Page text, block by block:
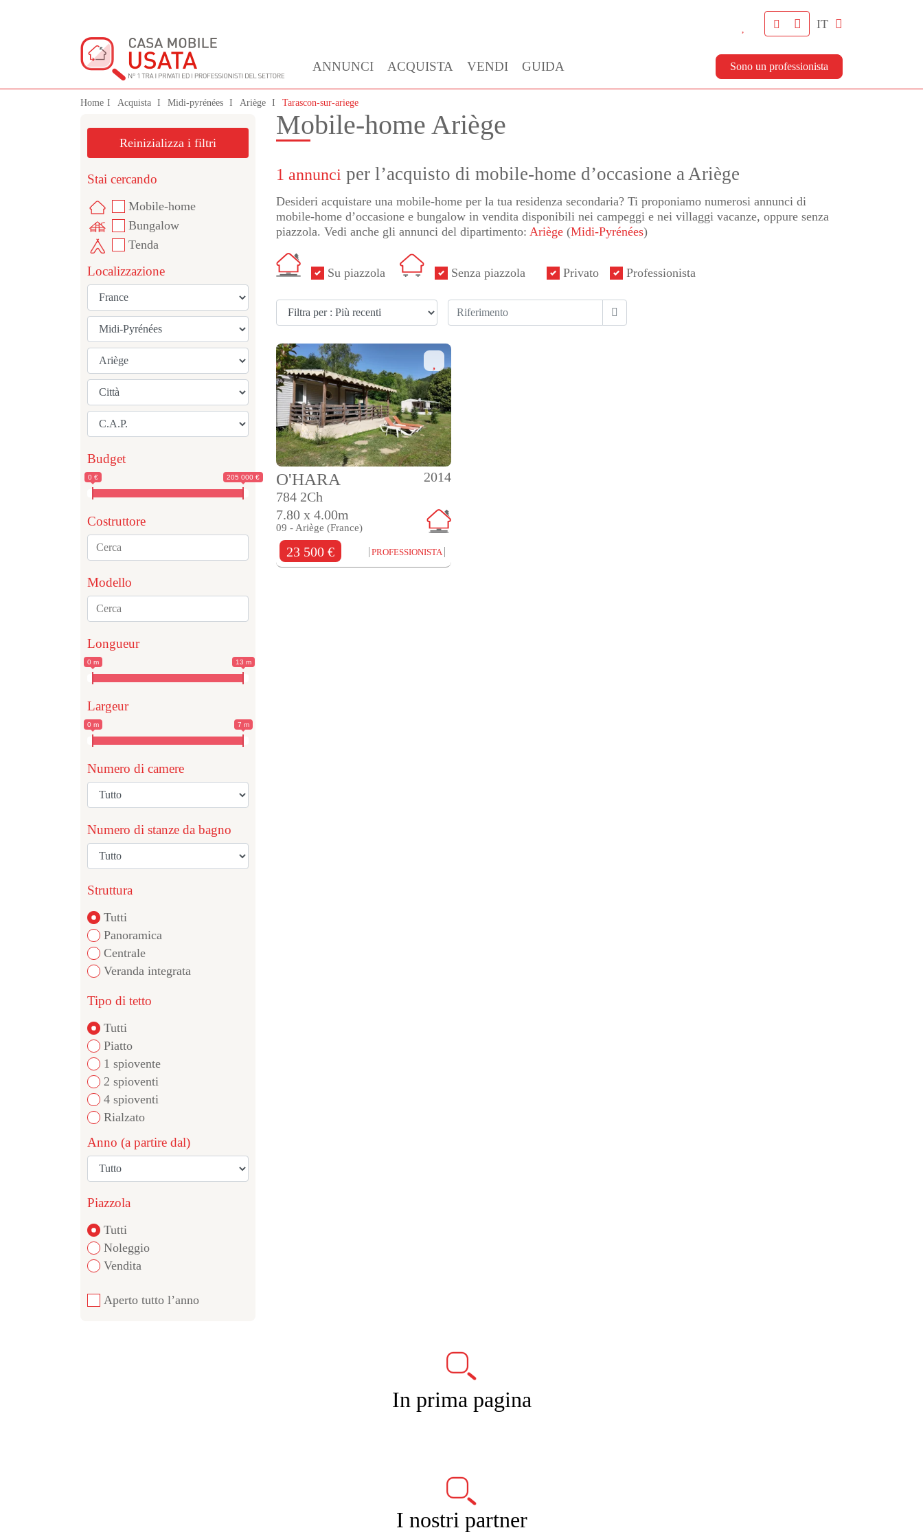
IT
ANNUNCI ACQUISTA VENDI GUIDA Sono un professionista
Home Acquista Midi-pyrénées Ariège Tarascon-sur-ariege
Reinizializza i filtri
Stai cercando
Mobile-home
Bungalow
Tenda
Localizzazione
Budget
0 € 205 000 €
Costruttore
Modello
Longueur
0 m 13 m
Largeur
0 m 7 m
Numero di camere
Numero di stanze da bagno
Struttura
Tutti
Panoramica
Centrale
Veranda integrata
Tipo di tetto
Tutti
Piatto
1 spiovente
2 spioventi
4 spioventi
Rialzato
Anno (a partire dal)
Piazzola
Tutti
Noleggio
Vendita
Aperto tutto l’anno
Mobile-home Ariège
1 annunci per l’acquisto di mobile-home d’occasione a Ariège
Desideri acquistare una mobile-home per la tua residenza secondaria? Ti proponiamo numerosi annunci di
mobile-home d’occasione e bungalow in vendita disponibili nei campeggi e nei villaggi vacanze, oppure senza
piazzola. Vedi anche gli annunci del dipartimento: Ariège (Midi-Pyrénées)
Su piazzola Senza piazzola Privato Professionista
2014
O'HARA
784 2Ch
7.80 x 4.00m
09 - Ariège (France)
23 500 € PROFESSIONISTA
In prima pagina
I nostri partner